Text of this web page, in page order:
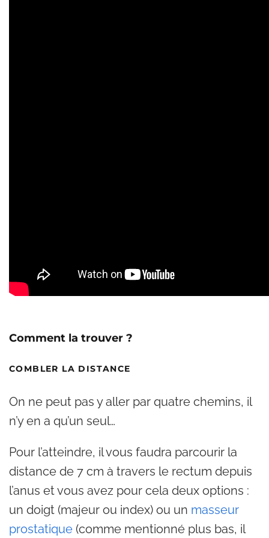
Comment la trouver ?
COMBLER LA DISTANCE
On ne peut pas y aller par quatre chemins, il
n’y en a qu’un seul…
Pour l’atteindre, il vous faudra parcourir la
distance de 7 cm à travers le rectum depuis
l’anus et vous avez pour cela deux options :
un doigt (majeur ou index) ou un masseur
prostatique (comme mentionné plus bas, il